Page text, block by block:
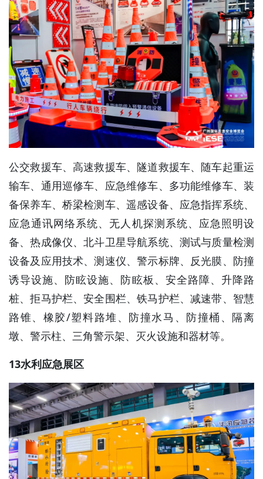
公交救援车、高速救援车、隧道救援车、随车起重运
输车、通用巡修车、应急维修车、多功能维修车、装
备保养车、桥梁检测车、遥感设备、应急指挥系统、
应急通讯网络系统、无人机探测系统、应急照明设
备、热成像仪、北斗卫星导航系统、测试与质量检测
设备及应用技术、测速仪、警示标牌、反光膜、防撞
诱导设施、防眩设施、防眩板、安全路障、升降路
桩、拒马护栏、安全围栏、铁马护栏、减速带、智慧
路锥、橡胶/塑料路堆、防撞水马、防撞桶、隔离
墩、警示柱、三角警示架、灭火设施和器材等。
13水利应急展区